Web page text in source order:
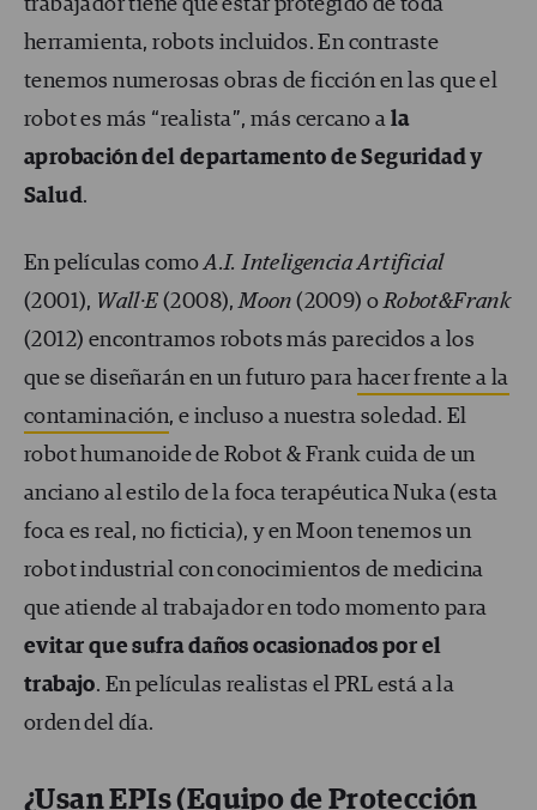
trabajador tiene que estar protegido de toda
herramienta, robots incluidos. En contraste
tenemos numerosas obras de ficción en las que el
robot es más “realista”, más cercano a la
aprobación del departamento de Seguridad y
Salud.
En películas comoA.I. Inteligencia Artificial
(2001), Wall·E (2008),Moon (2009) oRobot&Frank
(2012) encontramos robots más parecidos a los
que se diseñarán en un futuro para hacer frente a la
contaminación, e incluso a nuestra soledad. El
robot humanoide de Robot & Frank cuida de un
anciano al estilo de la foca terapéutica Nuka (esta
foca es real, no ficticia), y en Moon tenemos un
robot industrial con conocimientos de medicina
que atiende al trabajador en todo momento para
evitar que sufra daños ocasionados por el
trabajo. En películas realistas el PRL está a la
orden del día.
¿Usan EPIs (Equipo de Protección